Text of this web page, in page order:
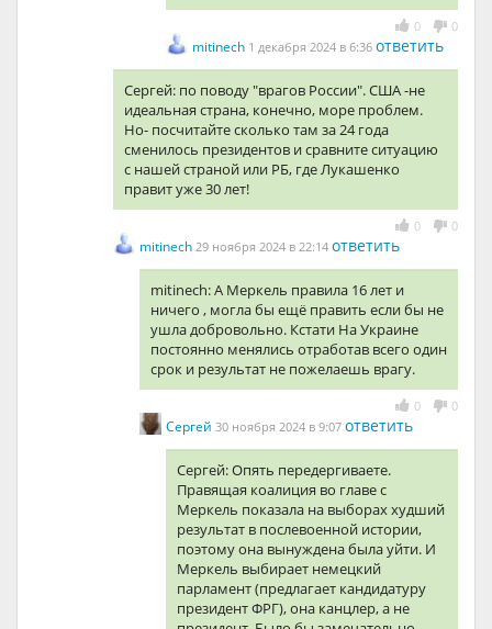
0 0
mitinech 1 декабря 2024 в 6:36 ответить
Сергей: по поводу "врагов России". США -не
идеальная страна, конечно, море проблем.
Но- посчитайте сколько там за 24 года
сменилось президентов и сравните ситуацию
с нашей страной или РБ, где Лукашенко
правит уже 30 лет!
0 0
mitinech 29 ноября 2024 в 22:14 ответить
mitinech: А Меркель правила 16 лет и
ничего , могла бы ещё править если бы не
ушла добровольно. Кстати На Украине
постоянно менялись отработав всего один
срок и результат не пожелаешь врагу.
0 0
Сергей 30 ноября 2024 в 9:07 ответить
Сергей: Опять передергиваете.
Правящая коалиция во главе с
Меркель показала на выборах худший
результат в послевоенной истории,
поэтому она вынуждена была уйти. И
Меркель выбирает немецкий
парламент (предлагает кандидатуру
президент ФРГ), она канцлер, а не